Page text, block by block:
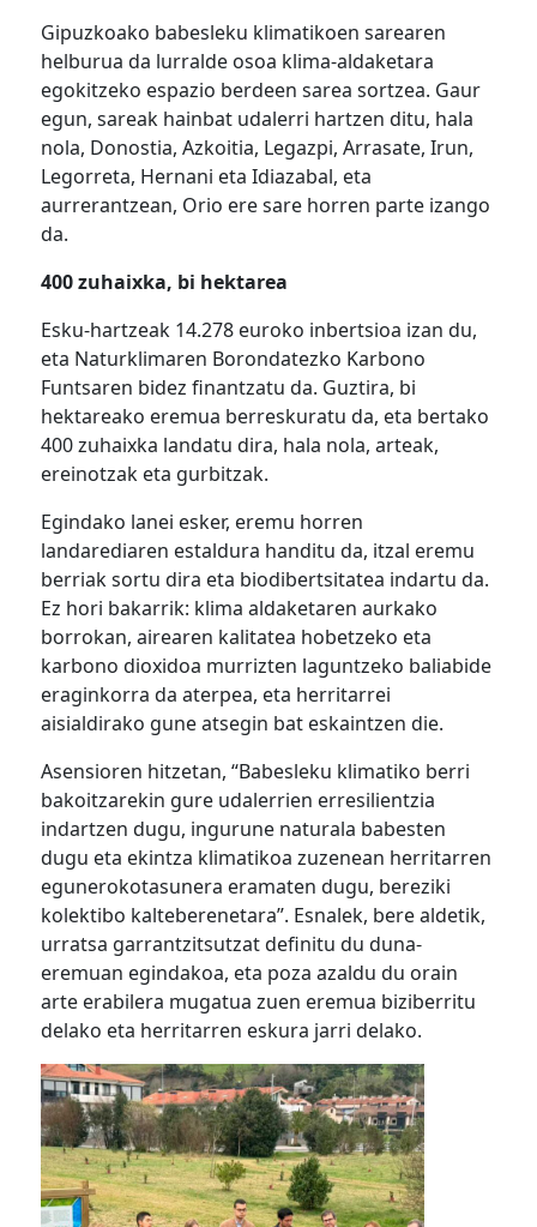
Gipuzkoako babesleku klimatikoen sarearen
helburua da lurralde osoa klima-aldaketara
egokitzeko espazio berdeen sarea sortzea. Gaur
egun, sareak hainbat udalerri hartzen ditu, hala
nola, Donostia, Azkoitia, Legazpi, Arrasate, Irun,
Legorreta, Hernani eta Idiazabal, eta
aurrerantzean, Orio ere sare horren parte izango
da.
400 zuhaixka, bi hektarea
Esku-hartzeak 14.278 euroko inbertsioa izan du,
eta Naturklimaren Borondatezko Karbono
Funtsaren bidez finantzatu da. Guztira, bi
hektareako eremua berreskuratu da, eta bertako
400 zuhaixka landatu dira, hala nola, arteak,
ereinotzak eta gurbitzak.
Egindako lanei esker, eremu horren
landarediaren estaldura handitu da, itzal eremu
berriak sortu dira eta biodibertsitatea indartu da.
Ez hori bakarrik: klima aldaketaren aurkako
borrokan, airearen kalitatea hobetzeko eta
karbono dioxidoa murrizten laguntzeko baliabide
eraginkorra da aterpea, eta herritarrei
aisialdirako gune atsegin bat eskaintzen die.
Asensioren hitzetan, “Babesleku klimatiko berri
bakoitzarekin gure udalerrien erresilientzia
indartzen dugu, ingurune naturala babesten
dugu eta ekintza klimatikoa zuzenean herritarren
egunerokotasunera eramaten dugu, bereziki
kolektibo kalteberenetara”. Esnalek, bere aldetik,
urratsa garrantzitsutzat definitu du duna-
eremuan egindakoa, eta poza azaldu du orain
arte erabilera mugatua zuen eremua biziberritu
delako eta herritarren eskura jarri delako.